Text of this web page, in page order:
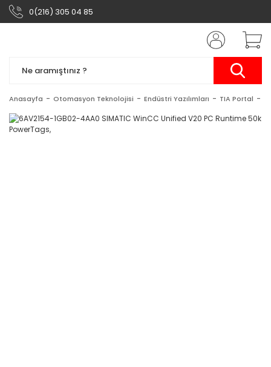
0(216) 305 04 85
Anasayfa Otomasyon Teknolojisi Endüstri Yazılımları TIA Portal